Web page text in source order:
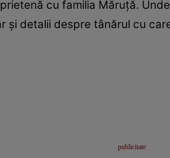
cu familia Măruță.
și detalii despre tânărul cu